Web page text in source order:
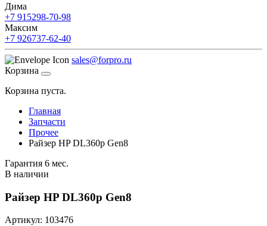
Дима
+7 915298-70-98
Максим
+7 926737-62-40
sales@forpro.ru
Корзина
Корзина пуста.
Главная
Запчасти
Прочее
Райзер HP DL360p Gen8
Гарантия 6 мес.
В наличии
Райзер HP DL360p Gen8
Артикул: 103476